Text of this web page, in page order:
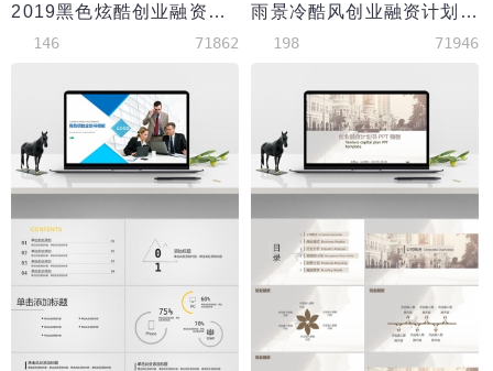
2019黑色炫酷创业融资PPT模板
146 71862
雨景冷酷风创业融资计划书PPT模板
198 71946